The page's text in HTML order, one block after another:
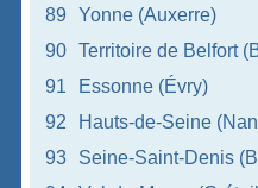
89
Yonne (Auxerre)
90
Territoire de Belfort
91
Essonne (Évry)
92
Hauts-de-Seine
93
Seine-Saint-Denis